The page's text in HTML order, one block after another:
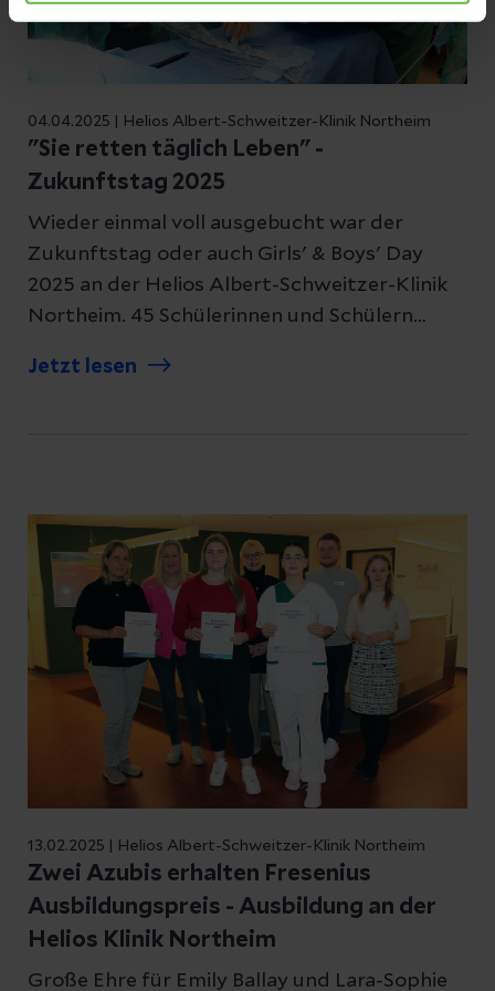
04.04.2025 | Helios Albert-Schweitzer-Klinik Northeim
"Sie retten täglich Leben" -
Zukunftstag 2025
Wieder einmal voll ausgebucht war der
Zukunftstag oder auch Girls' & Boys' Day
2025 an der Helios Albert-Schweitzer-Klinik
Northeim. 45 Schülerinnen und Schülern
Arbeitsbereiche in einem Krankenhaus
noch mehr haben die Schüler beim
Zukunftstag ausprobiert.
Jetzt lesen
13.02.2025 | Helios Albert-Schweitzer-Klinik Northeim
Zwei Azubis erhalten Fresenius
Ausbildungspreis - Ausbildung an der
Helios Klinik Northeim
Große Ehre für Emily Ballay und Lara-Sophie